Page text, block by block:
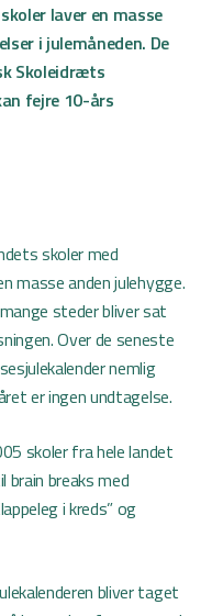
laver en masse
i julemåneden. De
Skoleidræts
fejre 10-års
skoler med
masse anden julehygge.
steder bliver sat
Over de seneste
nemlig
er ingen undtagelse.
skoler fra hele landet
breaks med
i kreds” og
bliver taget